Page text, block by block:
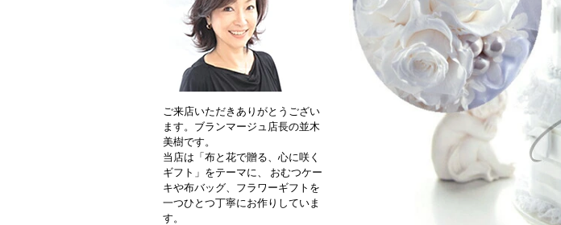
ご来店いただきありがとうござい
ます。ブランマージュ店長の並木
美樹です。
当店は「布と花で贈る、心に咲く
ギフト」をテーマに、 おむつケー
キや布バッグ、フラワーギフトを
一つひとつ丁寧にお作りしていま
す。